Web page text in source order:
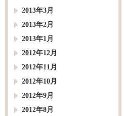
2013年3月
2013年2月
2013年1月
2012年12月
2012年11月
2012年10月
2012年9月
2012年8月